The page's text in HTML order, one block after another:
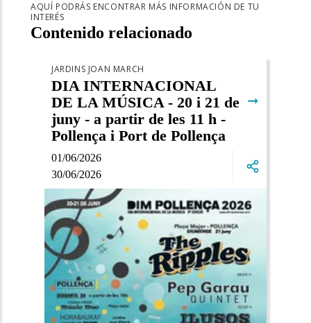
AQUÍ PODRÁS ENCONTRAR MÁS INFORMACIÓN DE TU
INTERÉS
Contenido relacionado
01/06/2026
30/06/2026
JARDINS JOAN MARCH
DIA INTERNACIONAL
DE LA MÚSICA - 20 i 21 de
juny - a partir de les 11 h -
Pollença i Port de Pollença
➞